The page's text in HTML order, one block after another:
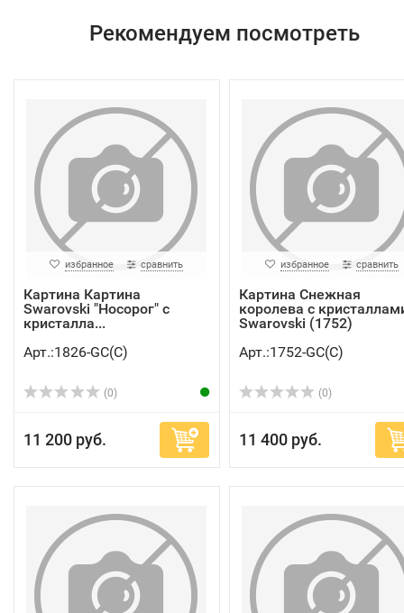
Рекомендуем посмотреть
избранное сравнить
Картина Картина
Swarovski "Носорог" с
кристалла...
Арт.:1826-GC(C)
(0)
11 200 руб.
избранное сравнить
Картина Снежная
королева с
Swarovski (1752)
Арт.:1752-GC(C)
(0)
11 400 руб.